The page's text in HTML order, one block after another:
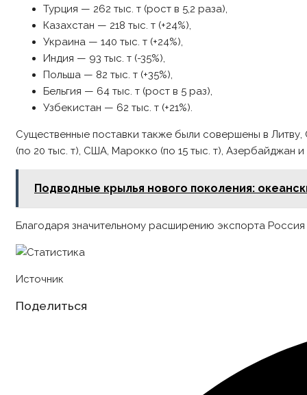
Турция — 262 тыс. т (рост в 5,2 раза),
Казахстан — 218 тыс. т (+24%),
Украина — 140 тыс. т (+24%),
Индия — 93 тыс. т (-35%),
Польша — 82 тыс. т (+35%),
Бельгия — 64 тыс. т (рост в 5 раз),
Узбекистан — 62 тыс. т (+21%).
Существенные поставки также были совершены в
(по 20 тыс. т), США, Марокко (по 15 тыс. т), Азербайджан и
Подводные крылья нового поколения:
Благодаря значительному расширению экспорта
Источник
Поделиться